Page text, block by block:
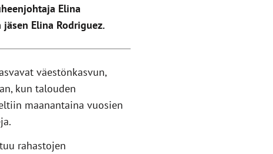
Elina
Elina Rodriguez.
väestönkasvun,
kun talouden
maanantaina vuosien
rahastojen